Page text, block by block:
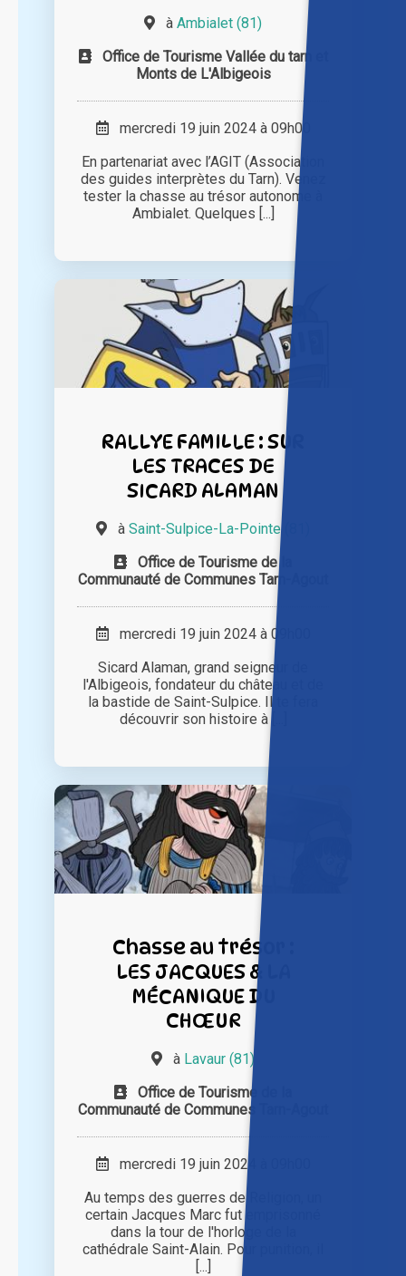
à Ambialet (81)
Office de Tourisme Vallée du tarn et
Monts de L'Albigeois
mercredi 19 juin 2024 à 09h00
En partenariat avec l’AGIT (Association
des guides interprètes du Tarn). Venez
tester la chasse au trésor autonome à
Ambialet. Quelques [...]
RALLYE FAMILLE : SUR
LES TRACES DE
SICARD ALAMAN
à Saint-Sulpice-La-Pointe (81)
Office de Tourisme de la
Communauté de Communes Tarn-Agout
mercredi 19 juin 2024 à 09h00
Sicard Alaman, grand seigneur de
l'Albigeois, fondateur du château et de
la bastide de Saint-Sulpice. Il te fera
découvrir son histoire à [...]
Chasse au trésor :
LES JACQUES & LA
MÉCANIQUE DU
CHŒUR
à Lavaur (81)
Office de Tourisme de la
Communauté de Communes Tarn-Agout
mercredi 19 juin 2024 à 09h00
Au temps des guerres de Religion, un
certain Jacques Marc fut emprisonné
dans la tour de l'horloge de la
cathédrale Saint-Alain. Pour punition, il
[...]